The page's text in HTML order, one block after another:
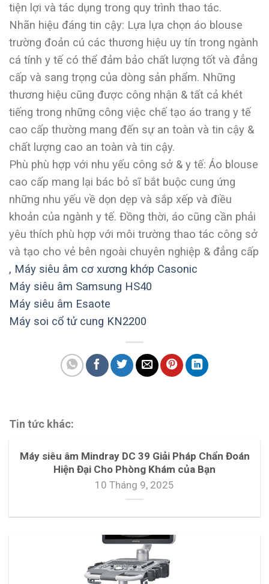
tiện lợi và tác dụng trong quy trình thao tác.
Nhãn hiệu đáng tin cậy: Lựa lựa chọn áo blouse
trường đoản cú các thương hiệu uy tín trong ngành
cá tính y tế có thể đảm bảo chất lượng tốt và đẳng
cấp và sang trọng của dòng sản phẩm. Những
thương hiệu cũng được công nhận & tất cả khét
tiếng trong những công việc chế tạo áo trang y tế
cao cấp thường mang đến sự an toàn và tin cậy &
chất lượng cao an toàn và tin cậy.
Phù phù hợp với nhu yếu công sở & y tế: Áo blouse
cao cấp mang lại bác bỏ sĩ bắt buộc cung ứng
những nhu yếu về dọn dẹp và sắp xếp và điều
khoản của ngành y tế. Đồng thời, áo cũng cần phải
yêu thích phù hợp với môi trường thao tác công sở
và tạo cho vẻ bên ngoài chuyên nghiệp & đẳng cấp
, Máy siêu âm cơ xương khớp Casonic
Máy siêu âm Samsung HS40
Máy siêu âm Esaote
Máy soi cổ tử cung KN2200
Tin tức khác:
Máy siêu âm Mindray DC 39 Giải Pháp Chẩn Đoán
Hiện Đại Cho Phòng Khám của Bạn
10 Tháng 9, 2025